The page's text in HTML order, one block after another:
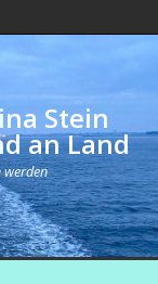
Stein
an Land
werden